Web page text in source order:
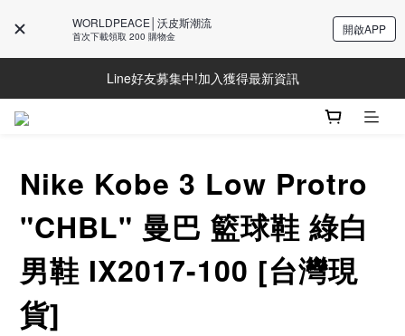
WORLDPEACE│沃皮斯潮流
首次下載領取 200 購物金 開啟APP
Line好友募集中!加入獲得最新資訊
Line好友募集中!加入獲得最新資訊
防詐騙提醒!請勿聽從不明來電操作ATM與提供個人資訊
Nike Kobe 3 Low Protro
"CHBL" 曼巴 籃球鞋 綠白
男鞋 IX2017-100 [台灣現
貨]